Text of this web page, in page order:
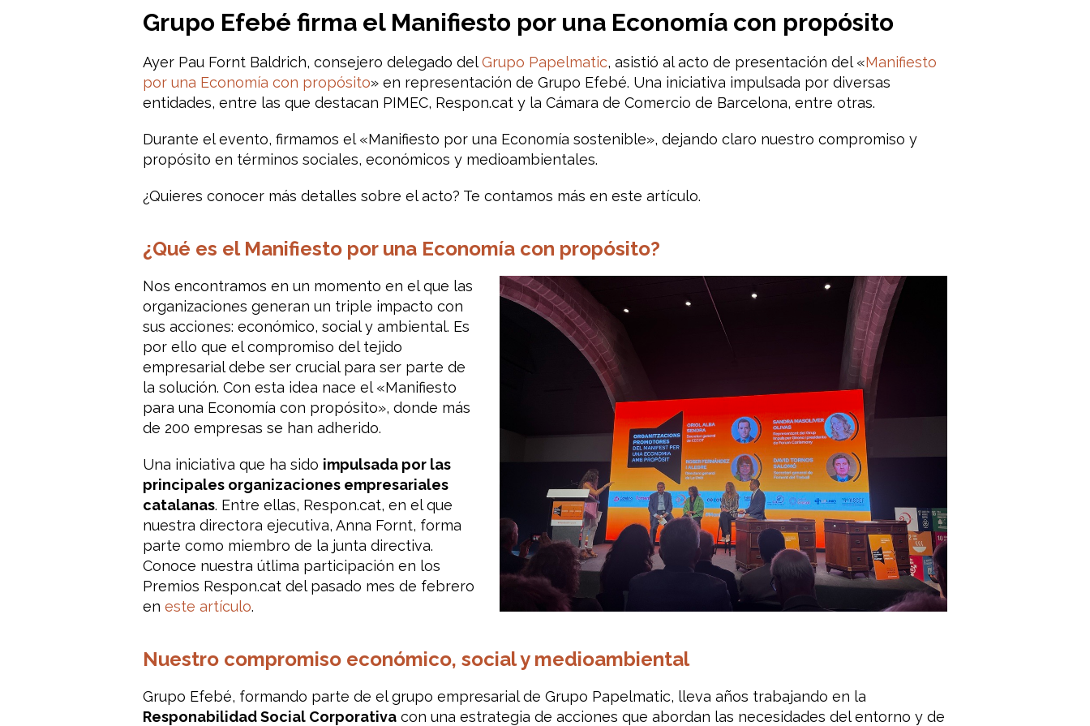
Grupo Efebé firma el Manifiesto por una Economía con propósito
Ayer Pau Fornt Baldrich, consejero delegado delGrupo Papelmatic, asistió al acto de presentación del «Manifiesto
por una Economía con propósito» en representación de Grupo Efebé. Una iniciativa impulsada por diversas
entidades, entre las que destacan PIMEC, Respon.cat y la Cámara de Comercio de Barcelona, entre otras.
Durante el evento, firmamos el «Manifiesto por una Economía sostenible», dejando claro nuestro compromiso y
propósito en términos sociales, económicos y medioambientales.
¿Quieres conocer más detalles sobre el acto? Te contamos más en este artículo.
¿Qué es el Manifiesto por una Economía con propósito?
Nos encontramos en un momento en el que las
organizaciones generan un triple impacto con
sus acciones: económico, social y ambiental. Es
por ello que el compromiso del tejido
empresarial debe ser crucial para ser parte de
la solución. Con esta idea nace el «Manifiesto
para una Economía con propósito», donde más
de 200 empresas se han adherido.
Una iniciativa que ha sido impulsada por las
principales organizaciones empresariales
catalanas. Entre ellas, Respon.cat, en el que
nuestra directora ejecutiva, Anna Fornt, forma
parte como miembro de la junta directiva.
Conoce nuestra útlima participación en los
Premios Respon.cat del pasado mes de febrero
en este artículo.
Nuestro compromiso económico, social y medioambiental
Grupo Efebé, formando parte de el grupo empresarial de Grupo Papelmatic, lleva años trabajando en la
Responabilidad Social Corporativacon una estrategia de acciones que abordan las necesidades del entorno y de